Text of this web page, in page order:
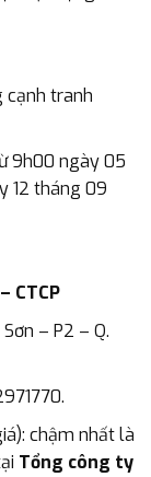
cạnh tranh
9h00 ngày 05
12 tháng 09
CTCP
– P2 – Q.
chậm nhất là
Tổng công ty